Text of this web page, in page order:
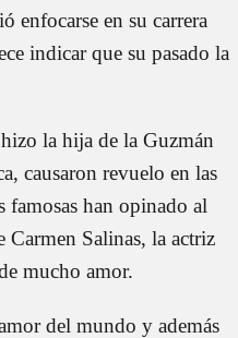
enfocarse en su carrera
indicar que su pasado la
la hija de la Guzmán
causaron revuelo en las
famosas han opinado al
Carmen Salinas, la actriz
mucho amor.
del mundo y además